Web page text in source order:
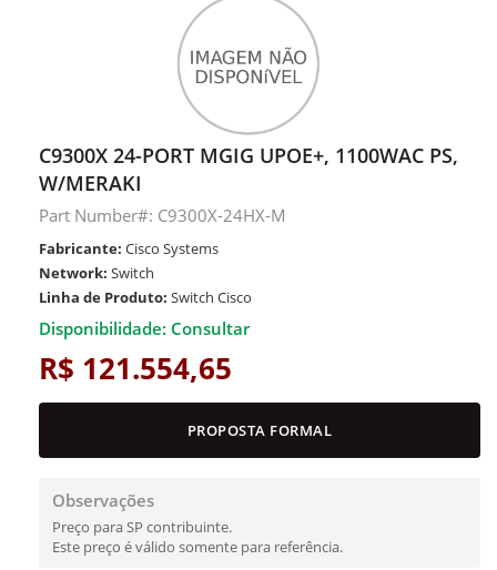
C9300X 24-PORT MGIG UPOE+, 1100WAC PS,
W/MERAKI
Part Number#: C9300X-24HX-M
Fabricante: Cisco Systems
Network: Switch
Linha de Produto: Switch Cisco
Disponibilidade: Consultar
R$ 121.554,65
PROPOSTA FORMAL
Observações
Preço para SP contribuinte.
Este preço é válido somente para referência.